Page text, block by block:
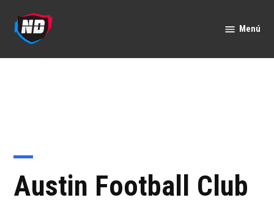
contenido
Menú
Austin Football Club